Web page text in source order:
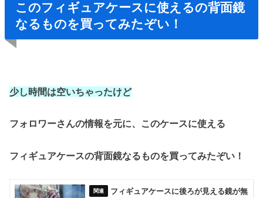
このフィギュアケースに使えるの背面鏡
なるものを買ってみたぞい！
少し時間は空いちゃったけど
フォロワーさんの情報を元に、このケースに使える
フィギュアケースの背面鏡なるものを買ってみたぞい！
フィギュアケースに後ろが見える鏡が無